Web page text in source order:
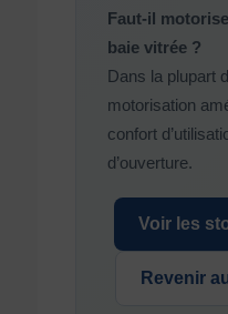
Faut-il
baie vitrée ?
Dans la plupart
motorisation
confort
d’ouverture.
Voir les
Revenir